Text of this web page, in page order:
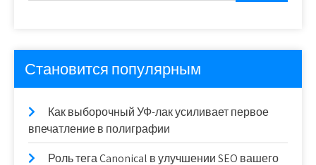
Становится популярным
Как выборочный УФ-лак усиливает первое
впечатление в полиграфии
Роль тега Canonical в улучшении SEO вашего